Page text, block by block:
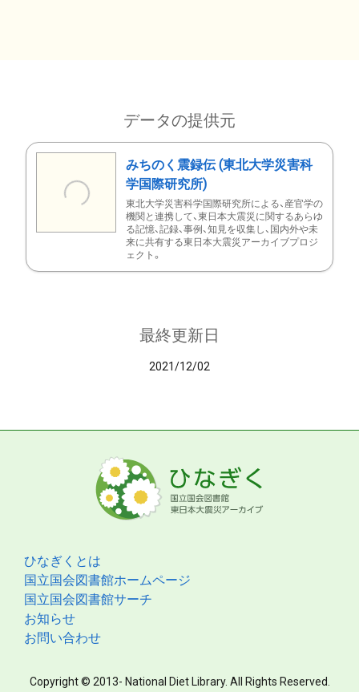
データの提供元
みちのく震録伝 (東北大学災害科
学国際研究所)
東北大学災害科学国際研究所による、産官学の
機関と連携して、東日本大震災に関するあらゆ
る記憶、記録、事例、知見を収集し、国内外や未
来に共有する東日本大震災アーカイブプロジ
ェクト。
最終更新日
2021/12/02
ひなぎくとは
国立国会図書館ホームページ
国立国会図書館サーチ
お知らせ
お問い合わせ
Copyright © 2013- National Diet Library. All Rights Reserved.